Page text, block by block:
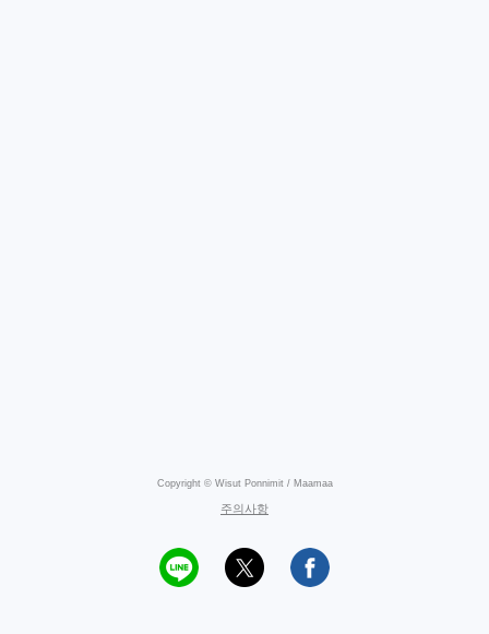
Copyright © Wisut Ponnimit / Maamaa
주의사항